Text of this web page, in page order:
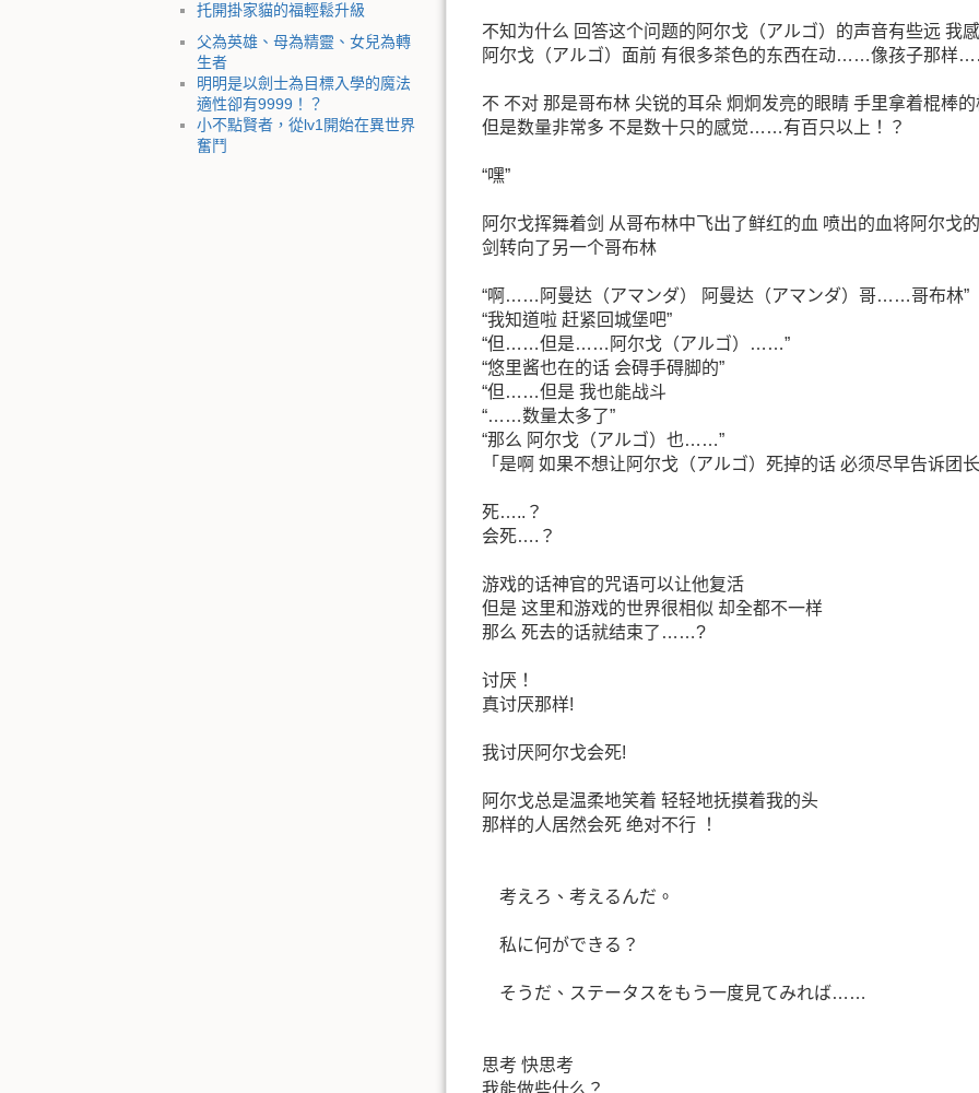
托開掛家貓的福輕鬆升級
父為英雄、母為精靈、女兒為轉
生者
明明是以劍士為目標入學的魔法
適性卻有9999！？
小不點賢者，從lv1開始在異世界
奮鬥
不知为什么 回答这个问题的阿尔戈（アルゴ）的声音有些远 我
阿尔戈（アルゴ）面前 有很多茶色的东西在动……像孩子那样
不 不对 那是哥布林 尖锐的耳朵 炯炯发亮的眼睛 手里拿着棍棒
但是数量非常多 不是数十只的感觉……有百只以上！？
“嘿”
阿尔戈挥舞着剑 从哥布林中飞出了鲜红的血 喷出的血将阿尔戈
剑转向了另一个哥布林
“啊……阿曼达（アマンダ） 阿曼达（アマンダ）哥……哥布林”
“我知道啦 赶紧回城堡吧”
“但……但是……阿尔戈（アルゴ）……”
“悠里酱也在的话 会碍手碍脚的”
“但……但是 我也能战斗
“……数量太多了”
“那么 阿尔戈（アルゴ）也……”
「是啊 如果不想让阿尔戈（アルゴ）死掉的话 必须尽早告诉团
死…..？
会死….？
游戏的话神官的咒语可以让他复活
但是 这里和游戏的世界很相似 却全都不一样
那么 死去的话就结束了……?
讨厌！
真讨厌那样!
我讨厌阿尔戈会死!
阿尔戈总是温柔地笑着 轻轻地抚摸着我的头
那样的人居然会死 绝对不行 ！
考えろ、考えるんだ。
私に何ができる？
そうだ、ステータスをもう一度見てみれば……
思考 快思考
我能做些什么？